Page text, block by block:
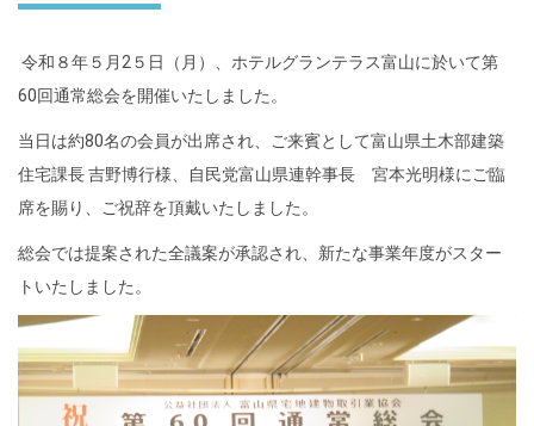
令和８年５月2５日（月）、ホテルグランテラス富山に於いて第
60回通常総会を開催いたしました。
当日は約80名の会員が出席され、ご来賓として富山県土木部建築
住宅課長 吉野博行様、自民党富山県連幹事長 宮本光明様にご臨
席を賜り、ご祝辞を頂戴いたしました。
総会では提案された全議案が承認され、新たな事業年度がスター
トいたしました。